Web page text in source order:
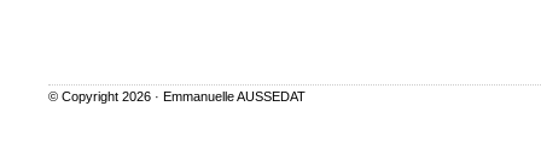
© Copyright 2026 · Emmanuelle AUSSEDAT